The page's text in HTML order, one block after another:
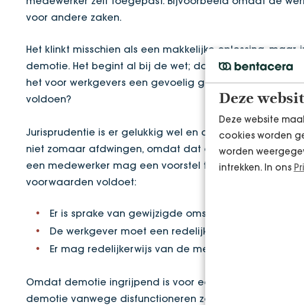
Deze
Deze website
cookies worden
worden
intrekken. In ons
voor andere zaken.
Het klinkt misschien als een makkelijke oplossing,
demotie. Het begint al bij de wet; daar komt het woord
het voor werkgevers een gevoelig gebied, want aan
voldoen?
Jurisprudentie is er gelukkig wel en daaruit zijn een
niet zomaar afdwingen, omdat dat een eenzijdige
een medewerker mag een voorstel tot demotie ook
voorwaarden voldoet:
Er is sprake van gewijzigde omstandigheden op het
De werkgever moet een redelijk voorstel doen
Er mag redelijkerwijs van de medewerker
Omdat demotie ingrijpend is voor een medewerker,
demotie vanwege disfunctioneren zorgvuldig kunnen